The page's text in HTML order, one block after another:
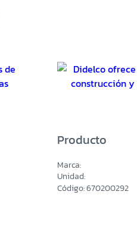
Producto
Marca:
Unidad:
Código: 670200292